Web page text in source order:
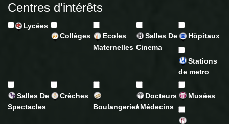
Centres d'intérêts
Lycées
Collèges
Ecoles
Maternelles
Salles De
Cinema
Hôpitaux
Stations
de metro
Salles De
Spectacles
Crèches
Boulangeries
Docteurs
/ Médecins
Musées